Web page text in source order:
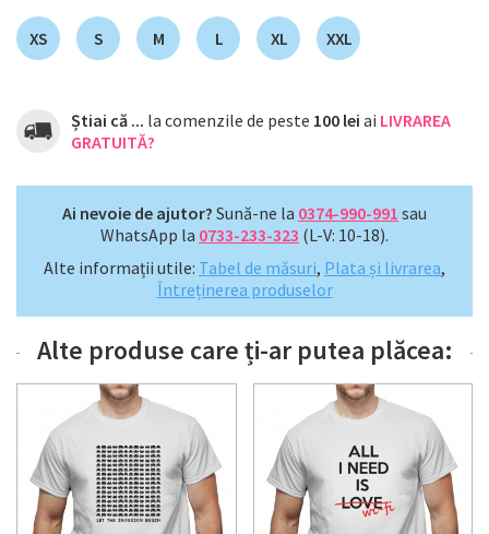
XS S M L XL XXL
Știai că ... la comenzile de peste 100 lei ai LIVRAREA
GRATUITĂ?
Ai nevoie de ajutor? Sună-ne la 0374-990-991 sau
WhatsApp la 0733-233-323 (L-V: 10-18).
Alte informații utile: Tabel de măsuri, Plata și livrarea,
Întreținerea produselor
Alte produse care ți-ar putea plăcea: